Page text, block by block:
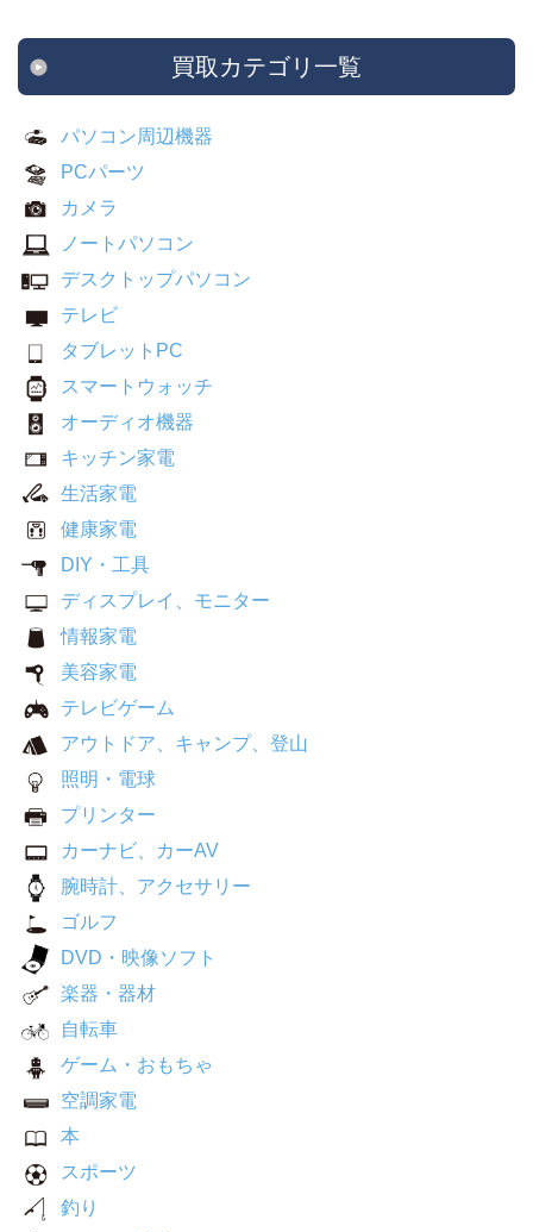
買取カテゴリ一覧
パソコン周辺機器
PCパーツ
カメラ
ノートパソコン
デスクトップパソコン
テレビ
タブレットPC
スマートウォッチ
オーディオ機器
キッチン家電
生活家電
健康家電
DIY・工具
ディスプレイ、モニター
情報家電
美容家電
テレビゲーム
アウトドア、キャンプ、登山
照明・電球
プリンター
カーナビ、カーAV
腕時計、アクセサリー
ゴルフ
DVD・映像ソフト
楽器・器材
自転車
ゲーム・おもちゃ
空調家電
本
スポーツ
釣り